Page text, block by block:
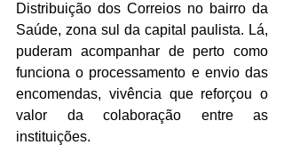
Distribuição dos Correios no bairro da
Saúde, zona sul da capital paulista. Lá,
puderam acompanhar de perto como
funciona o processamento e envio das
encomendas, vivência que reforçou o
valor da colaboração entre as
instituições.